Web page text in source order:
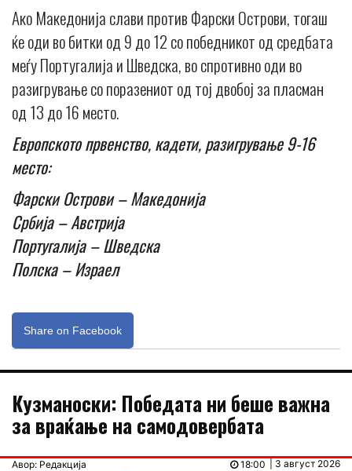
Ако Македонија слави против Фарски Острови, тогаш
ќе оди во битки од 9 до 12 со победникот од средбата
меѓу Португалија и Шведска, во спротивно оди во
разигрување со поразениот од тој двобој за пласман
од 13 до 16 место.
Европското првенство, кадети, разигрување 9-16
место:
Фарски Острови – Македонија
Србија – Австрија
Португалија – Шведска
Полска – Израел
Share on Facebook
Кузманоски: Победата ни беше важна
за враќање на самодовербата
Авор: Редакција | 3 август 2026
18:00